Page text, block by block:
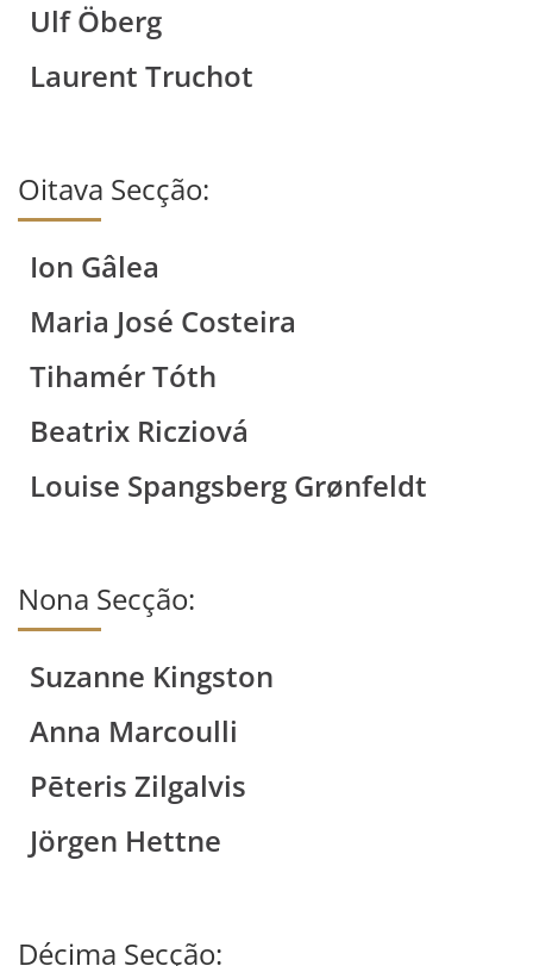
Ulf Öberg
Laurent Truchot
Oitava Secção:
Ion Gâlea
Maria José Costeira
Tihamér Tóth
Beatrix Ricziová
Louise Spangsberg Grønfeldt
Nona Secção:
Suzanne Kingston
Anna Marcoulli
Pēteris Zilgalvis
Jörgen Hettne
Décima Secção: